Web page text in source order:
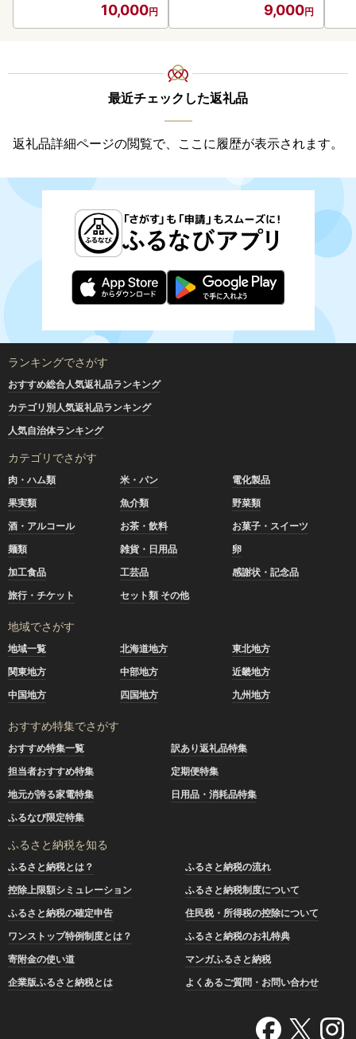
10,000 9,000
最近チェックした返礼品
返礼品詳細ページの閲覧で、ここに履歴が表示されます。
ランキングでさがす
おすすめ総合人気返礼品ランキング
カテゴリ別人気返礼品ランキング
人気自治体ランキング
カテゴリでさがす
肉・ハム類 米・パン
電化製品
果実類
魚介類
野菜類
酒・アルコール
お茶・飲料
お菓子・スイーツ
麺類
雑貨・日用品
卵
加工食品
工芸品
感謝状・記念品
旅行・チケット
セット類 その他
地域でさがす
地域一覧 北海道地方
東北地方
関東地方
中部地方
近畿地方
中国地方
四国地方 九州地方
おすすめ特集でさがす
おすすめ特集一覧
訳あり返礼品特集
担当者おすすめ特集
定期便特集
地元が誇る家電特集
日用品・消耗品特集
ふるなび限定特集
ふるさと納税を知る
ふるさと納税とは？
ふるさと納税の流れ
控除上限額シミュレーション
ふるさと納税制度について
ふるさと納税の確定申告
住民税・所得税の控除について
ワンストップ特例制度とは？
ふるさと納税のお礼特典
寄附金の使い道
マンガふるさと納税
企業版ふるさと納税とは
よくあるご質問・お問い合わせ